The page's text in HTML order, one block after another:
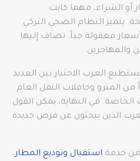
أو الشراء، مهما كانت
يتميز النظام الصحي التركي
معقولة جداً. تضاف إليها
والمهاجرين.
العرب الاختيار بين العديد
المترو وحافلات النقل العام
الخاصة. في النهاية، يمكن القول
الذين يبحثون عن فرص جديدة
خدمة استقبال وتوديع المطار،